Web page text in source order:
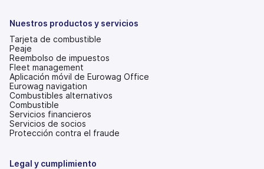
pestaña
Nuestros productos y servicios
Tarjeta de combustible
Peaje
Reembolso de impuestos
Fleet management
Aplicación móvil de Eurowag Office
Eurowag navigation
Combustibles alternativos
Combustible
Servicios financieros
Servicios de socios
Protección contra el fraude
Legal y cumplimiento